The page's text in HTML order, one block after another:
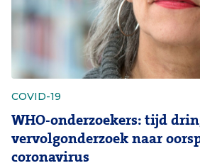
COVID-19
WHO-onderzoekers: tijd
vervolgonderzoek naar
coronavirus